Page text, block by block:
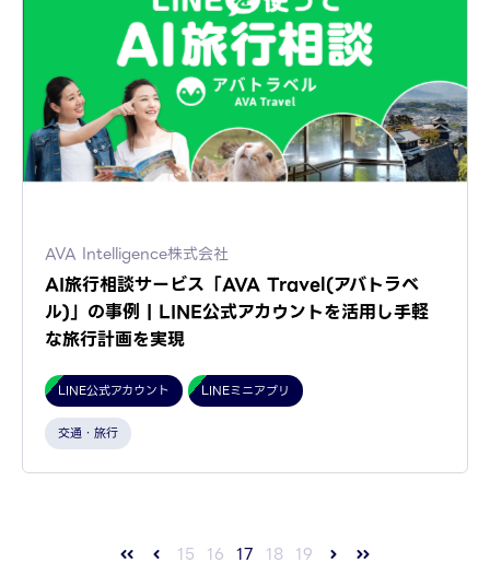
AVA Intelligence株式会社
AI旅行相談サービス「AVA Travel(アバトラベ
ル)」の事例 | LINE公式アカウントを活用し手軽
な旅行計画を実現
LINE公式アカウント LINEミニアプリ
交通・旅行
15 16 17 18 19